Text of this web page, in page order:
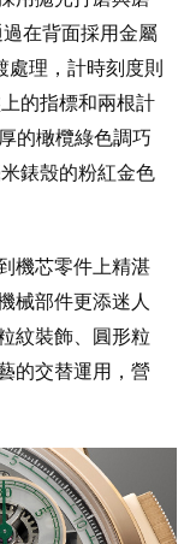
在背面採用金屬
處理，計時刻度則
的指標和兩根計
的橄欖綠色調巧
錶殼的粉紅金色
機芯零件上精湛
械部件更添迷人
紋裝飾、圓形粒
的交替運用，營